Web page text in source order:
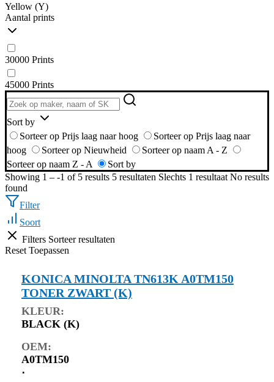
Yellow (Y)
Aantal prints
30000 Prints
45000 Prints
Sort by
Sorteer op Prijs laag naar hoog
Sorteer op Prijs laag naar
hoog
Sorteer op Nieuwheid
Sorteer op naam A - Z
Sorteer op naam Z - A
Sort by
Showing 1 – -1 of 5 results 5 resultaten Slechts 1 resultaat No results
found
Filter
Soort
Filters Sorteer resultaten
Reset Toepassen
KONICA MINOLTA TN613K A0TM150
TONER ZWART (K)
KLEUR:
BLACK (K)
OEM:
A0TM150
⋅